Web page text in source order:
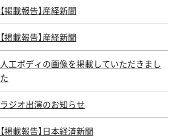
【掲載報告】産経新聞
【掲載報告】産経新聞
人工ボディの画像を掲載していただきまし
た
ラジオ出演のお知らせ
【掲載報告】日本経済新聞